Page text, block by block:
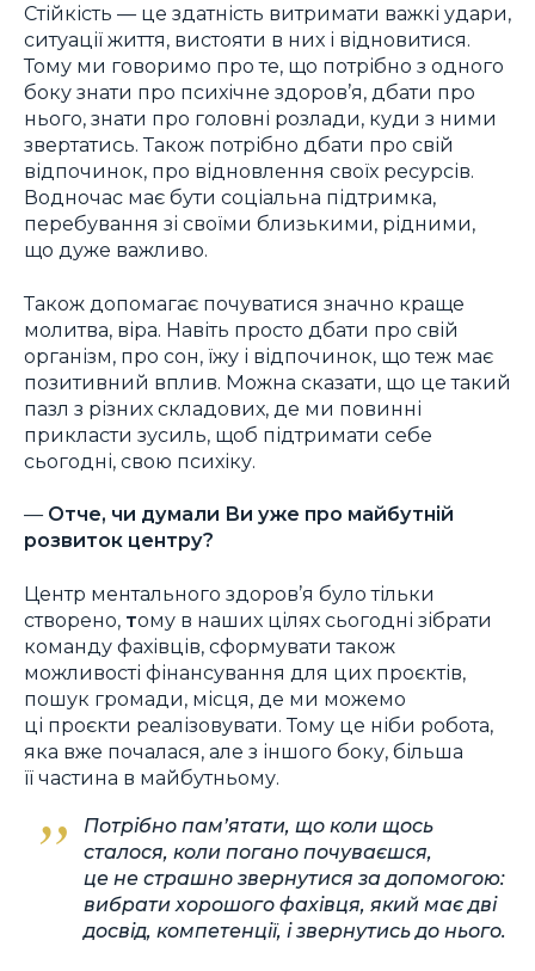
Стійкість — це здатність витримати важкі удари,
ситуації життя, вистояти в них і відновитися.
Тому ми говоримо про те, що потрібно з одного
боку знати про психічне здоров’я, дбати про
нього, знати про головні розлади, куди з ними
звертатись. Також потрібно дбати про свій
відпочинок, про відновлення своїх ресурсів.
Водночас має бути соціальна підтримка,
перебування зі своїми близькими, рідними,
що дуже важливо.
Також допомагає почуватися значно краще
молитва, віра. Навіть просто дбати про свій
організм, про сон, їжу і відпочинок, що теж має
позитивний вплив. Можна сказати, що це такий
пазл з різних складових, де ми повинні
прикласти зусиль, щоб підтримати себе
сьогодні, свою психіку.
— Отче, чи думали Ви уже про майбутній
розвиток центру?
Центр ментального здоров’я було тільки
створено, тому в наших цілях сьогодні зібрати
команду фахівців, сформувати також
можливості фінансування для цих проєктів,
пошук громади, місця, де ми можемо
ці проєкти реалізовувати. Тому це ніби робота,
яка вже почалася, але з іншого боку, більша
її частина в майбутньому.
Потрібно пам’ятати, що коли щось
сталося, коли погано почуваєшся,
це не страшно звернутися за допомогою:
вибрати хорошого фахівця, який має дві
досвід, компетенції, і звернутись до нього.